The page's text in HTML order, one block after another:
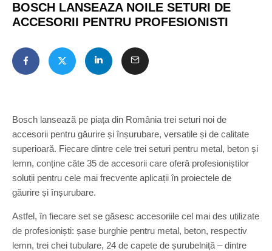
BOSCH LANSEAZA NOILE SETURI DE
ACCESORII PENTRU PROFESIONISTI
Bosch lansează pe piața din România trei seturi noi de
accesorii pentru găurire și înșurubare, versatile și de calitate
superioară. Fiecare dintre cele trei seturi pentru metal, beton și
lemn, conține câte 35 de accesorii care oferă profesioniștilor
soluții pentru cele mai frecvente aplicații în proiectele de
găurire și înșurubare.
Astfel, în fiecare set se găsesc accesoriile cel mai des utilizate
de profesioniști: șase burghie pentru metal, beton, respectiv
lemn, trei chei tubulare, 24 de capete de șurubelniță – dintre